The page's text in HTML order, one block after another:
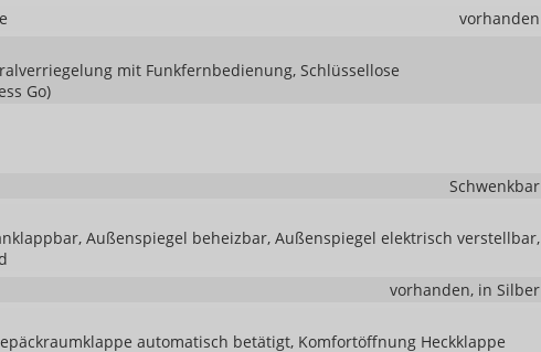
vorhanden
mit Funkfernbedienung, Schlüssellose
Go)
Schwenkbar
Außenspiegel beheizbar, Außenspiegel elektrisch verstellbar,
vorhanden, in Silber
automatisch betätigt, Komfortöffnung Heckklappe